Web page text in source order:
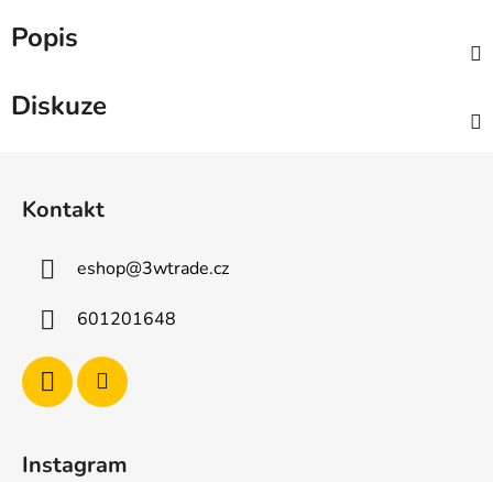
Popis
Diskuze
Kontakt
eshop@3wtrade.cz
601201648
Instagram